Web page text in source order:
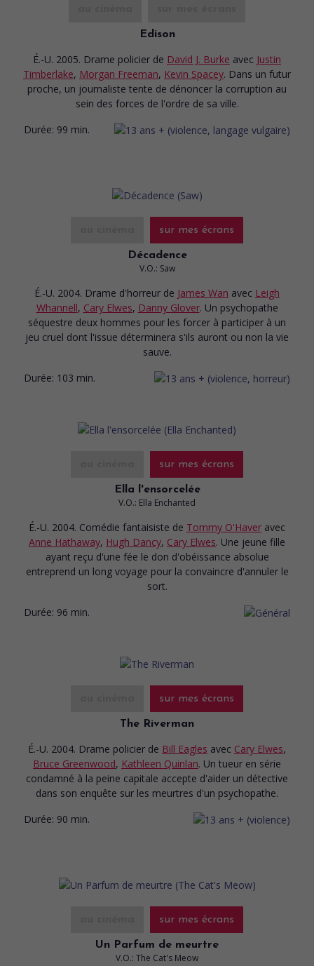
Edison
É.-U. 2005. Drame policier de David J. Burke avec Justin
Timberlake, Morgan Freeman, Kevin Spacey. Dans un futur
proche, un journaliste tente de dénoncer la corruption au
sein des forces de l'ordre de sa ville.
Durée: 99 min.
sur mes écrans
Décadence
V.O.: Saw
É.-U. 2004. Drame d'horreur de James Wan avec Leigh
Whannell, Cary Elwes, Danny Glover. Un psychopathe
séquestre deux hommes pour les forcer à participer à un
jeu cruel dont l'issue déterminera s'ils auront ou non la vie
sauve.
Durée: 103 min.
sur mes écrans
Ella l'ensorcelée
V.O.: Ella Enchanted
É.-U. 2004. Comédie fantaisiste de Tommy O'Haver avec
Anne Hathaway, Hugh Dancy, Cary Elwes. Une jeune fille
ayant reçu d'une fée le don d'obéissance absolue
entreprend un long voyage pour la convaincre d'annuler le
sort.
Durée: 96 min.
sur mes écrans
The Riverman
É.-U. 2004. Drame policier de Bill Eagles avec Cary Elwes,
Bruce Greenwood, Kathleen Quinlan. Un tueur en série
condamné à la peine capitale accepte d'aider un détective
dans son enquête sur les meurtres d'un psychopathe.
Durée: 90 min.
sur mes écrans
Un Parfum de meurtre
V.O.: The Cat's Meow